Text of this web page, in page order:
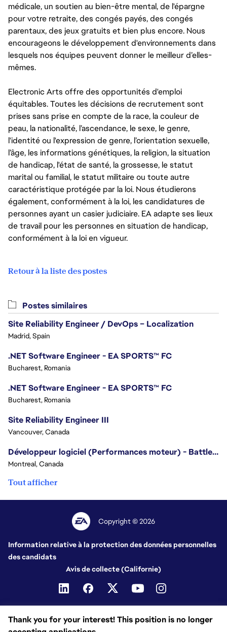
médicale, un soutien au bien-être mental, de l'épargne
pour votre retraite, des congés payés, des congés
parentaux, des jeux gratuits et bien plus encore. Nous
encourageons le développement d'environnements dans
lesquels nos équipes peuvent donner le meilleur d’elles-
mêmes.
Electronic Arts offre des opportunités d'emploi
équitables. Toutes les décisions de recrutement sont
prises sans prise en compte de la race, la couleur de
peau, la nationalité, l’ascendance, le sexe, le genre,
l'identité ou l'expression de genre, l’orientation sexuelle,
l’âge, les informations génétiques, la religion, la situation
de handicap, l'état de santé, la grossesse, le statut
marital ou familial, le statut militaire ou toute autre
caractéristique protégée par la loi. Nous étudierons
également, conformément à la loi, les candidatures de
personnes ayant un casier judiciaire. EA adapte ses lieux
de travail pour les personnes en situation de handicap,
conformément à la loi en vigueur.
Retour à la liste des postes
Thank you for your interest! This position is no longer
Postes similaires
Site Reliability Engineer / DevOps – Localization
Madrid, Spain
.NET Software Engineer - EA SPORTS™ FC
Bucharest, Romania
.NET Software Engineer - EA SPORTS™ FC
Bucharest, Romania
Site Reliability Engineer III
Vancouver, Canada
Développeur logiciel (Performances moteur) - Battlefield
Montreal, Canada
Tout afficher
Copyright © 2026
Information relative à la protection des données personnelles
des candidats
Avis de collecte (Californie)